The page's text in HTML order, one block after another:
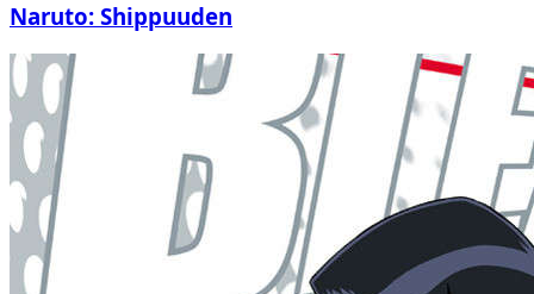
Naruto: Shippuuden